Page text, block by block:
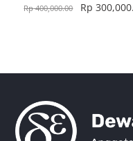
Rp400,000.00 Rp